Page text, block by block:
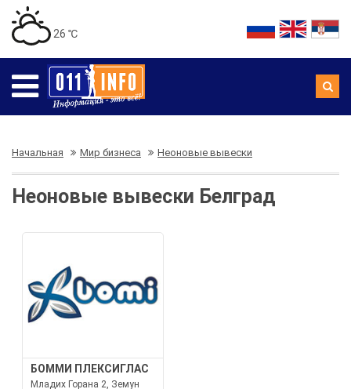
26 ℃
Начальная Мир бизнеса Неоновые вывески
Неоновые вывески Белград
БОММИ ПЛЕКСИГЛАС
Младих Горана 2, Земун